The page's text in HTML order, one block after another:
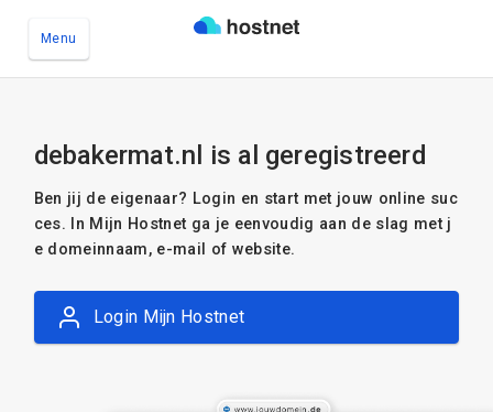
Menu
debakermat.nl is al geregistreerd
Ben jij de eigenaar? Login en start met jouw online suc
ces. In Mijn Hostnet ga je eenvoudig aan de slag met j
e domeinnaam, e-mail of website.
Login Mijn Hostnet